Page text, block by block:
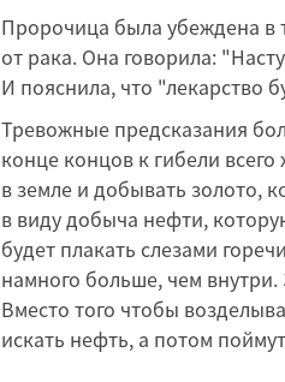
Пророчица была убеждена в
от рака. Она говорила:
И пояснила, что "лекарство
Тревожные предсказания
конце концов к гибели
в земле и добывать золото,
в виду добыча нефти,
будет плакать слезами
намного больше, чем внутри.
Вместо того чтобы
искать нефть, а потом